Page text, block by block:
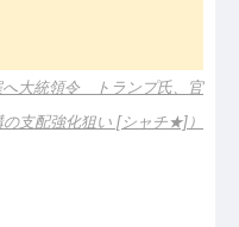
へ大統領令 トランプ氏、官
の支配強化狙い [シャチ★]）